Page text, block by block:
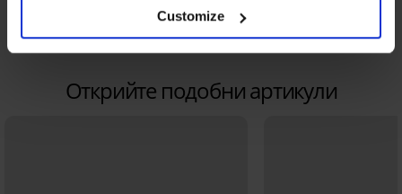
Customize
Открийте подобни артикули